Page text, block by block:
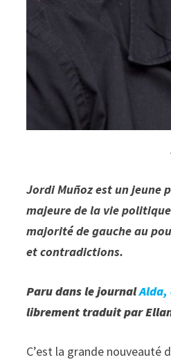
Jordi Muñoz est un jeune
majeure de la vie
majorité de gauche au
et contradictions.
Paru dans le journalAlda,
librement traduit par
C’est la grande nouveauté